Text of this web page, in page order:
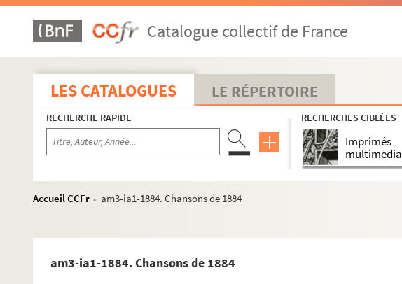
Catalogue collectif de France
LES CATALOGUES LE RÉPERTOIRE
RECHERCHE RAPIDE RECHERCHES CIBLÉES
Imprimés
multimédia
Accueil CCFr >
am3-ia1-1884. Chansons de 1884
am3-ia1-1884. Chansons de 1884
am3-f. Population, économie sociale
am3-g. Administrations financières
am3h. Affaires militaires
am3-i. Police, hygiène publique, justice
am3-ia1. Archives de la police de Lille - Chansons en patois de Lille
am3-ia1-1858. Chansons de 1858
am3-ia1-1865. Chansons de 1865